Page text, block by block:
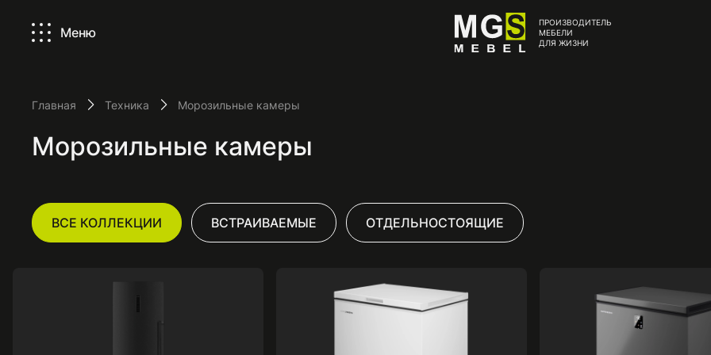
Меню
ПРОИЗВОДИТЕЛЬ
МЕБЕЛИ
ДЛЯ ЖИЗНИ
Главная Техника Морозильные камеры
Морозильные камеры
ВСЕ КОЛЛЕКЦИИ ВСТРАИВАЕМЫЕ ОТДЕЛЬНОСТОЯЩИЕ